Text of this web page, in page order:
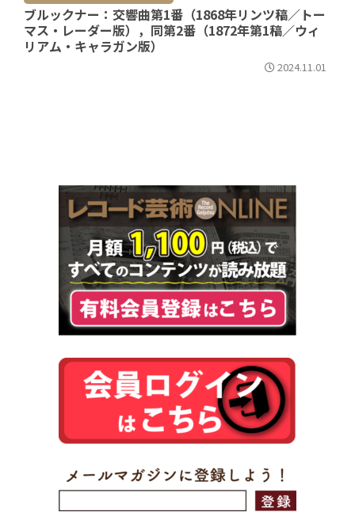
ブルックナー：交響曲第1番（1868年リンツ稿／トー
マス・レーダー版），同第2番（1872年第1稿／ウィ
リアム・キャラガン版）
2024.11.01